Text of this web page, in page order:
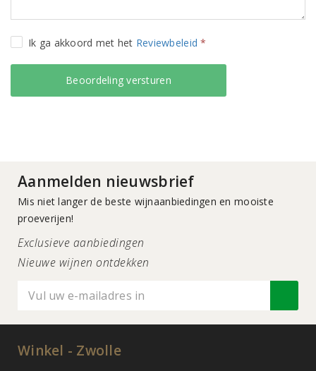
Ik ga akkoord met het Reviewbeleid *
Aanmelden nieuwsbrief
Mis niet langer de beste wijnaanbiedingen en mooiste
proeverijen!
Exclusieve aanbiedingen
Nieuwe wijnen ontdekken
Winkel - Zwolle